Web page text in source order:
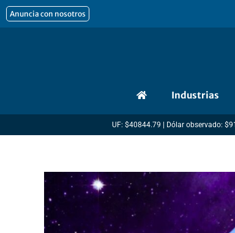
al
Anuncia con nosotros
Industrias
UF: $40844.79 | Dólar observado: